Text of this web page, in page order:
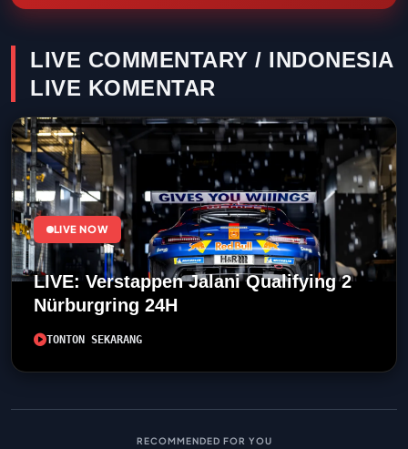
LIVE COMMENTARY / INDONESIA
LIVE KOMENTAR
LIVE NOW
LIVE: Verstappen Jalani Qualifying 2
Nürburgring 24H
TONTON SEKARANG
RECOMMENDED FOR YOU